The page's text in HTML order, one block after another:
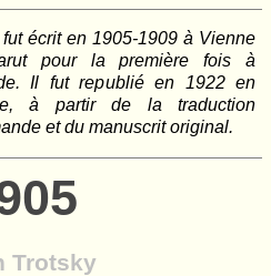
fut écrit en 1905-1909 à Vienne
pour la première fois à
Il fut republié en 1922 en
à partir de la traduction
et du manuscrit original.
Trotsky